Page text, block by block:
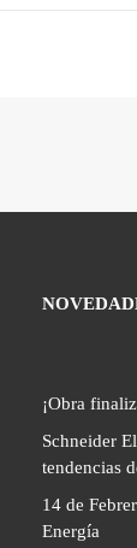
¡Obra
Schneider
tendencias
14 de
Energía